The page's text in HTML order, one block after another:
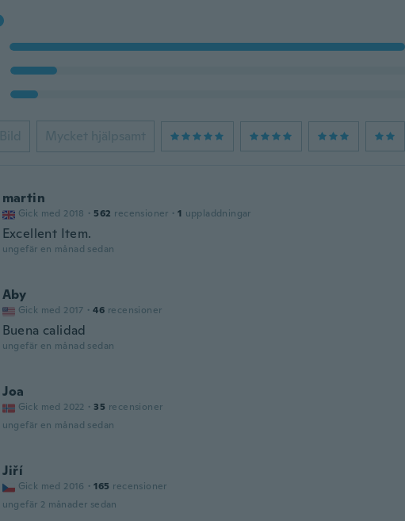
Bild Mycket hjälpsamt
martin
Gick med 2018 · 562 recensioner · 1 uppladdningar
Excellent Item.
ungefär en månad sedan
Aby
Gick med 2017 · 46 recensioner
Buena calidad
ungefär en månad sedan
Joa
Gick med 2022 · 35 recensioner
ungefär en månad sedan
Jiří
Gick med 2016 · 165 recensioner
ungefär 2 månader sedan